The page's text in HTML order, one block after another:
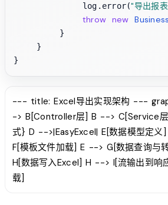
            log.error(
"导出报
throw new
        }
    }
--- title: Excel导出实现架构 ---
-> B[Controller层] B --> C[Service
式} D -->|EasyExcel| E[数据模型定义
F[模板文件加载] E --> G[数据查询
H[数据写入Excel] H --> I[流输出到
载]